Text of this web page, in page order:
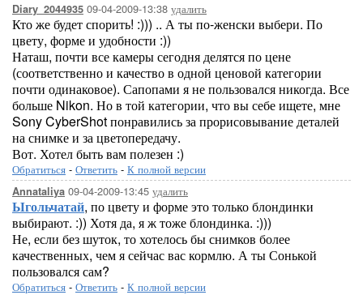
Diary_2044935 09-04-2009-13:38 удалить
Кто же будет спорить! :))) .. А ты по-женски выбери. По
цвету, форме и удобности :))
Наташ, почти все камеры сегодня делятся по цене
(соответственно и качество в одной ценовой категории
почти одинаковое). Сапопами я не пользовался никогда. Все
больше Nikon. Но в той категории, что вы себе ищете, мне
Sony CyberShot понравились за прорисовывание деталей
на снимке и за цветопередачу.
Вот. Хотел быть вам полезен :)
Обратиться - Ответить - К полной версии
Annataliya 09-04-2009-13:45 удалить
Ыгольчатай, по цвету и форме это только блондинки
выбирают. :)) Хотя да, я ж тоже блондинка. :)))
Не, если без шуток, то хотелось бы снимков более
качественных, чем я сейчас вас кормлю. А ты Сонькой
пользовался сам?
Обратиться - Ответить - К полной версии